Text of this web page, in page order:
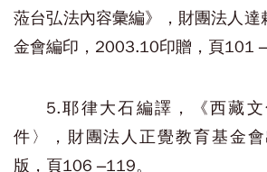
蒞台弘法內容彙編》，財團法人達
金會編印，2003.10印贈，頁101
5.耶律大石編譯，《西藏
件〉，財團法人正覺教育基金
版，頁106 –119。